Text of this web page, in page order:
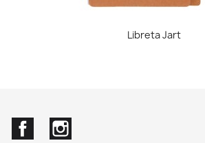
Libreta Jart
Facebook